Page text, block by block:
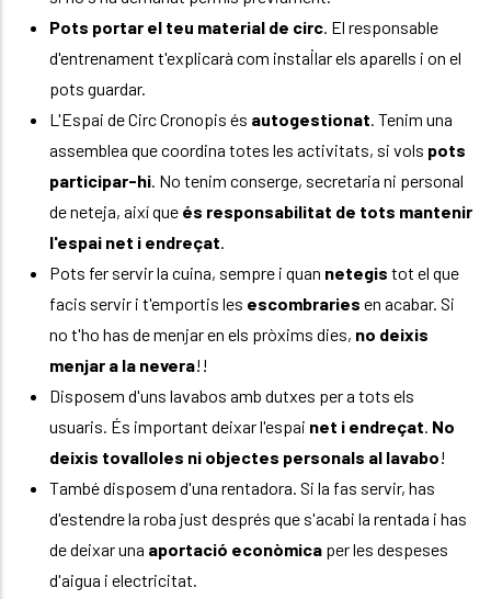
Pots portar el teu material de circ. El responsable
d'entrenament t'explicarà com instal·lar els aparells i on el
pots guardar.
L'Espai de Circ Cronopis és autogestionat. Tenim una
assemblea que coordina totes les activitats, si vols pots
participar-hi. No tenim conserge, secretaria ni personal
de neteja, així que és responsabilitat de tots mantenir
l'espai net i endreçat.
Pots fer servir la cuina, sempre i quan netegis tot el que
facis servir i t'emportis les escombraries en acabar. Si
no t'ho has de menjar en els pròxims dies, no deixis
menjar a la nevera!!
Disposem d'uns lavabos amb dutxes per a tots els
usuaris. És important deixar l'espai net i endreçat. No
deixis tovalloles ni objectes personals al lavabo!
També disposem d'una rentadora. Si la fas servir, has
d'estendre la roba just després que s'acabi la rentada i has
de deixar una aportació econòmica per les despeses
d'aigua i electricitat.